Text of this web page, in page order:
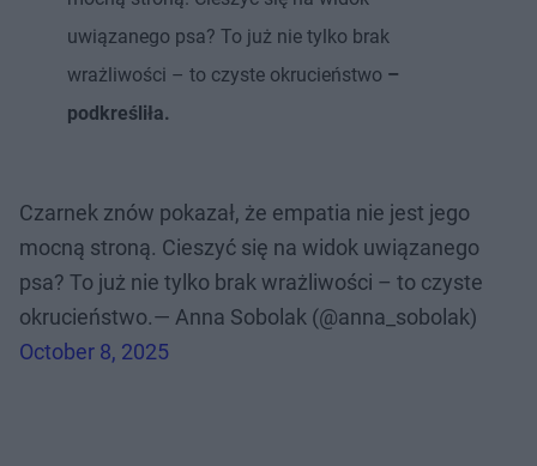
uwiązanego psa? To już nie tylko brak
wrażliwości – to czyste okrucieństwo –
podkreśliła.
Czarnek znów pokazał, że empatia nie jest jego
mocną stroną. Cieszyć się na widok uwiązanego
psa? To już nie tylko brak wrażliwości – to czyste
okrucieństwo.— Anna Sobolak (@anna_sobolak)
October 8, 2025